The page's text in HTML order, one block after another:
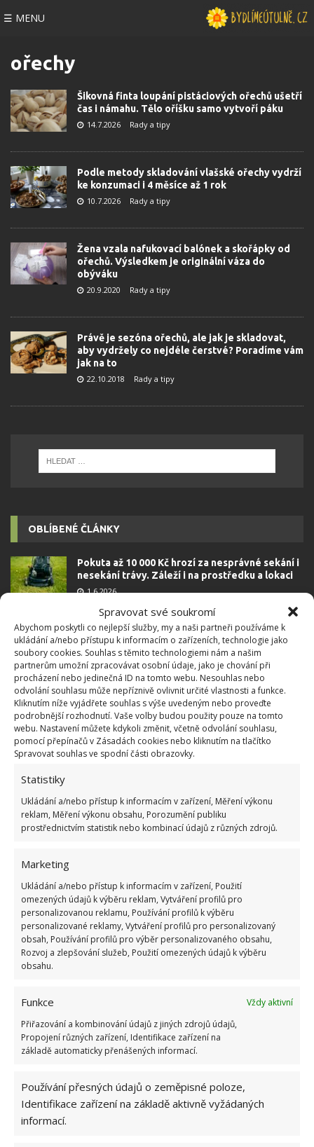
Spravovat své soukromí
Abychom poskytli co nejlepší služby, my a naši partneři používáme k
ukládání a/nebo přístupu k informacím o zařízeních, technologie jako
soubory cookies. Souhlas s těmito technologiemi nám a našim
partnerům umožní zpracovávat osobní údaje, jako je chování při
procházení nebo jedinečná ID na tomto webu. Nesouhlas nebo
odvolání souhlasu může nepříznivě ovlivnit určité vlastnosti a funkce.
Kliknutím níže vyjádřete souhlas s výše uvedeným nebo proveďte
podrobnější rozhodnutí. Vaše volby budou použity pouze na tomto
webu. Nastavení můžete kdykoli změnit, včetně odvolání souhlasu,
pomocí přepínačů v Zásadách cookies nebo kliknutím na tlačítko
Spravovat souhlas ve spodní části obrazovky.
Statistiky
Ukládání a/nebo přístup k informacím v zařízení, Měření výkonu
reklam, Měření výkonu obsahu, Porozumění publiku
prostřednictvím statistik nebo kombinací údajů z různých zdrojů.
Marketing
Ukládání a/nebo přístup k informacím v zařízení, Použití
omezených údajů k výběru reklam, Vytváření profilů pro
personalizovanou reklamu, Používání profilů k výběru
personalizované reklamy, Vytváření profilů pro personalizovaný
obsah, Používání profilů pro výběr personalizovaného obsahu,
Rozvoj a zlepšování služeb, Použití omezených údajů k výběru
obsahu.
Funkce
Vždy aktivní
Přiřazování a kombinování údajů z jiných zdrojů údajů,
Propojení různých zařízení, Identifikace zařízení na
základě automaticky přenášených informací.
Používání přesných údajů o zeměpisné poloze,
Identifikace zařízení na základě aktivně vyžádaných
informací.
☰ MENU
ořechy
Šikovná finta loupání pistáciových ořechů ušetří
čas i námahu. Tělo oříšku samo vytvoří páku
14.7.2026 Rady a tipy
Podle metody skladování vlašské ořechy vydrží
ke konzumaci i 4 měsíce až 1 rok
10.7.2026 Rady a tipy
Žena vzala nafukovací balónek a skořápky od
ořechů. Výsledkem je originální váza do
obýváku
20.9.2020 Rady a tipy
Právě je sezóna ořechů, ale jak je skladovat,
aby vydržely co nejdéle čerstvé? Poradíme vám
jak na to
22.10.2018 Rady a tipy
OBLÍBENÉ ČLÁNKY
Pokuta až 10 000 Kč hrozí za nesprávné sekání i
nesekání trávy. Záleží i na prostředku a lokaci
1.6.2026
Kvíz na téma pionýrské tábory za socialismu:
Kdo je zažil, bez problému získá 12 ze 12 bodů
12.5.2026
Test znalostí o každodenní realitě za
komunismu: 10 retro otázek ukáže, kdo má
dobrý přehled
23.6.2026
socialismu: Tehdejší řidiči musí získat 10 z 10
bodů
6.5.2026
ŽHAVÉ NOVINKY
Profesionální zahradnice vytvořila přehled
Bohatá úroda rajčat nemusí být jen zbožným
přáním. Užijte si úspěšnou sklizeň již během